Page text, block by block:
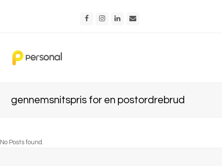
FacebookInstagram
LinkedIn
gennemsnitspris for en postordrebrud
No Posts found.